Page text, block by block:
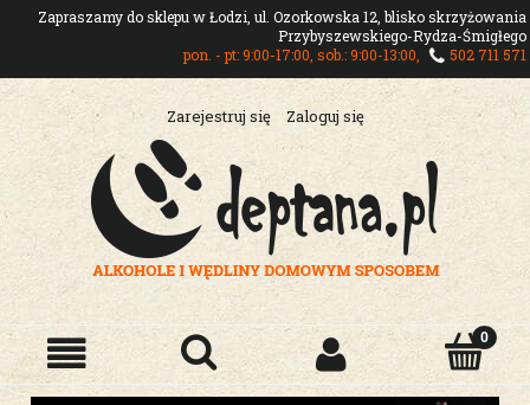
Zapraszamy do sklepu w Łodzi, ul. Ozorkowska 12, blisko skrzyżowania
Przybyszewskiego-Rydza-Śmigłego
pon. - pt: 9:00-17:00, sob.: 9:00-13:00,
502 711 571
Zarejestruj się Zaloguj się